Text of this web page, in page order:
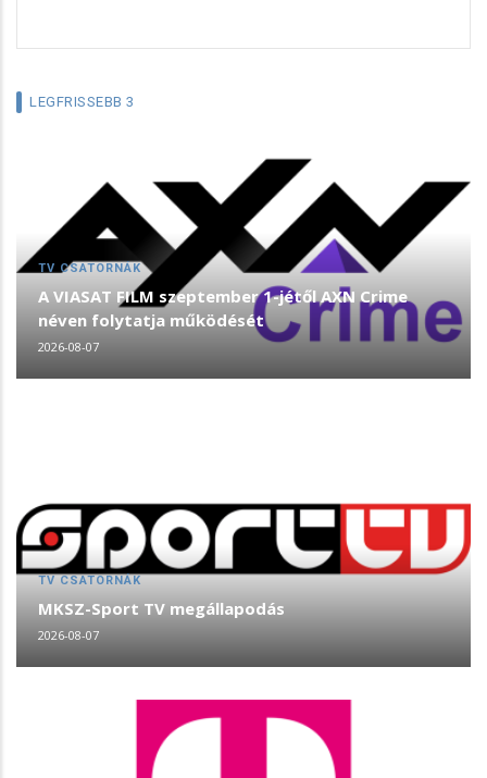
LEGFRISSEBB 3
TV CSATORNÁK
A VIASAT FILM szeptember 1-jétől AXN Crime
néven folytatja működését
2026-08-07
TV CSATORNÁK
MKSZ-Sport TV megállapodás
2026-08-07